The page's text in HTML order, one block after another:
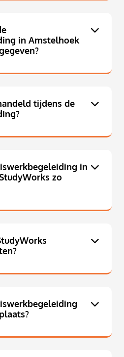
in Amstelhoek
tijdens de
in
zo